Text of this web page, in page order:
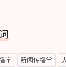
学 新闻传播学